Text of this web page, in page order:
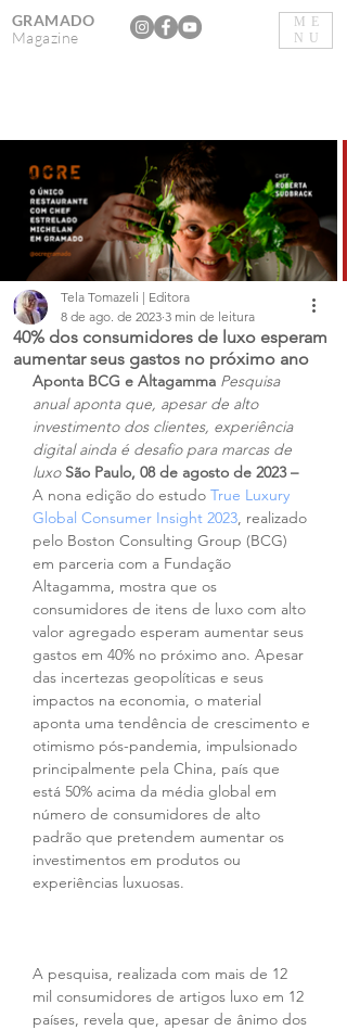
ME
NU
GRAMADO
Magazine
40% dos consumidores de luxo esperam
aumentar seus gastos no próximo ano
Tela Tomazeli | Editora
8 de ago. de 2023 3 min de leitura
Aponta BCG e Altagamma Pesquisa
anual aponta que, apesar de alto
investimento dos clientes, experiência
digital ainda é desafio para marcas de
luxo São Paulo, 08 de agosto de 2023 –
A nona edição do estudo True Luxury
Global Consumer Insight 2023, realizado
pelo Boston Consulting Group (BCG)
em parceria com a Fundação
Altagamma, mostra que os
consumidores de itens de luxo com alto
valor agregado esperam aumentar seus
gastos em 40% no próximo ano. Apesar
das incertezas geopolíticas e seus
impactos na economia, o material
aponta uma tendência de crescimento e
otimismo pós-pandemia, impulsionado
principalmente pela China, país que
está 50% acima da média global em
número de consumidores de alto
padrão que pretendem aumentar os
investimentos em produtos ou
experiências luxuosas.
A pesquisa, realizada com mais de 12
mil consumidores de artigos luxo em 12
países, revela que, apesar de ânimo dos